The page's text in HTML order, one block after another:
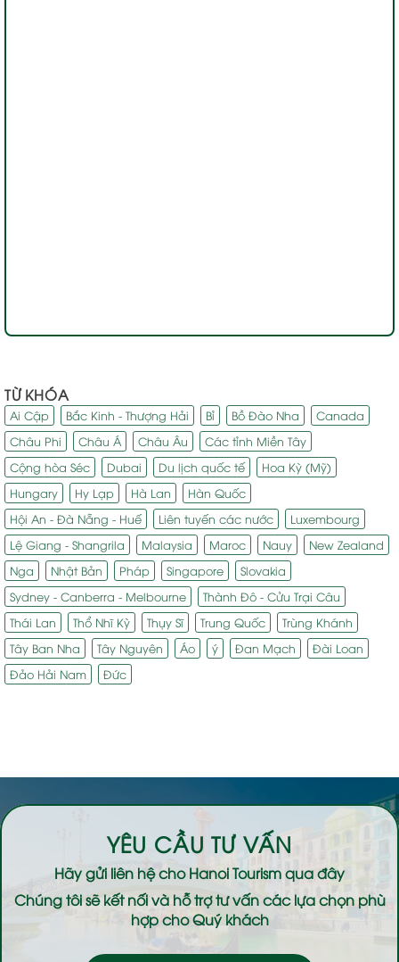
TỪ KHÓA
Ai Cập Bắc Kinh - Thượng Hải Bỉ Bồ Đào Nha
Canada
Châu Phi
Châu Á Châu Âu
Các tỉnh Miền Tây
Cộng hòa Séc
Dubai Du lịch quốc tế
Hoa Kỳ (Mỹ)
Hungary
Hy Lạp Hà Lan
Hàn Quốc
Hội An - Đà Nẵng - Huế
Liên tuyến các nước
Luxembourg
Lệ Giang - Shangrila
Malaysia Maroc Nauy
New Zealand
Nga
Nhật Bản Pháp Singapore
Slovakia
Sydney - Canberra - Melbourne
Thành Đô - Cửu Trại Câu
Thái Lan
Thổ Nhĩ Kỳ Thụy Sĩ Trung Quốc
Trùng Khánh
Tây Ban Nha
Tây Nguyên Áo ý Đan Mạch
Đài Loan
Đảo Hải Nam
Đức
YÊU CẦU TƯ VẤN
Hãy gửi liên hệ choHanoi Tourismqua đây
Chúng tôi sẽ kết nối và hỗ trợ tư vấn các lựa chọn phù
hợp cho Quý khách